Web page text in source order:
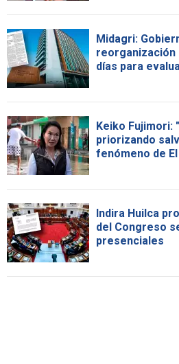
Midagri:
reorganización
días para
Keiko Fujimori:
priorizando
fenómeno de El
Indira Huilca
del Congreso
presenciales